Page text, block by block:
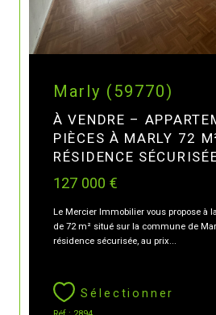
Marly (59770)
À VENDRE –
PIÈCES À MARLY 72
RÉSIDENCE
127 000 €
Le Mercier Immobilier vous propose à
de 72 m² situé sur la commune de
résidence sécurisée, au prix...
Sélectionner